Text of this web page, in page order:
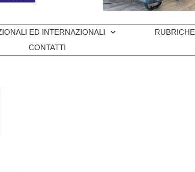
ED INTERNAZIONALI
RUBRICHE
CONTATTI